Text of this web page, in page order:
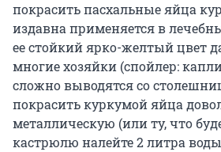
покрасить пасхальные яйца
издавна применяется в
ее стойкий ярко-желтый цвет
многие хозяйки (спойлер:
сложно выводятся со
покрасить куркумой яйца
металлическую (или ту, что
кастрюлю налейте 2 литра